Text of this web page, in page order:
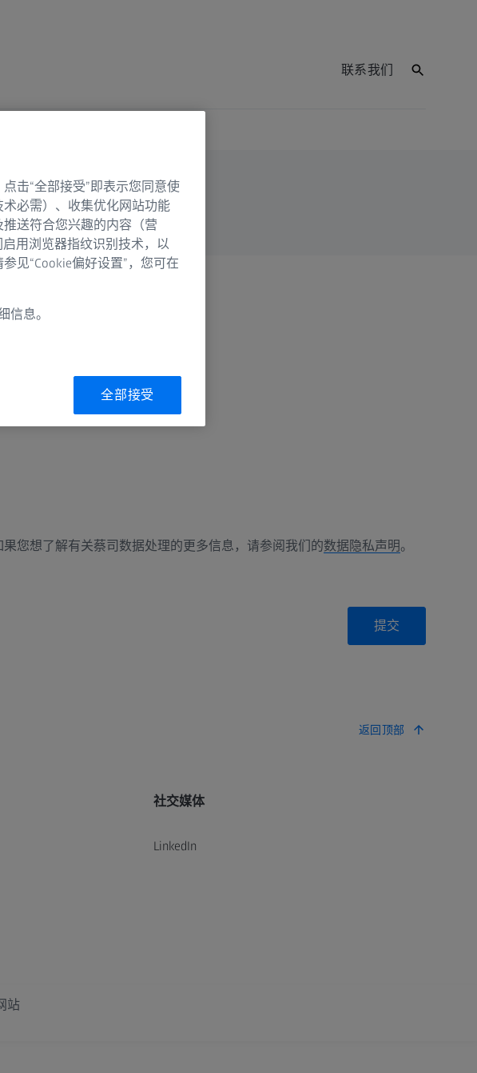
联系我们
您想了解有关蔡司数据处理的更多信息，请参阅我们的数据隐私声明。
提交
返回顶部
社交媒体
LinkedIn
站
击“全部接受”即表示您同意使
必需）、收集优化网站功能
送符合您兴趣的内容（营
用浏览器指纹识别技术，以
见“Cookie偏好设置”，您可在
信息。
全部接受